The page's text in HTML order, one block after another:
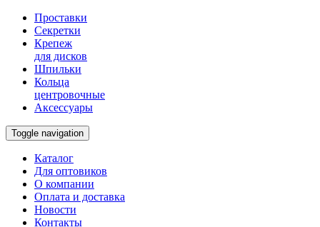
Проставки
Секретки
Крепеж
для дисков
Шпильки
Кольца
центровочные
Аксессуары
Toggle navigation
Каталог
Для оптовиков
О компании
Оплата и доставка
Новости
Контакты